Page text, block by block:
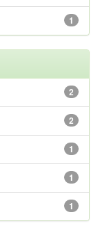
1
2
2
1
1
1